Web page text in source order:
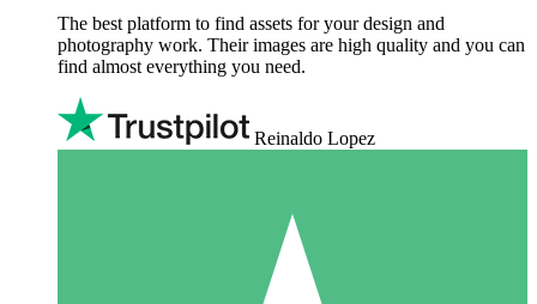
The best platform to find assets for your design and
photography work. Their images are high quality and you can
find almost everything you need.
Reinaldo Lopez